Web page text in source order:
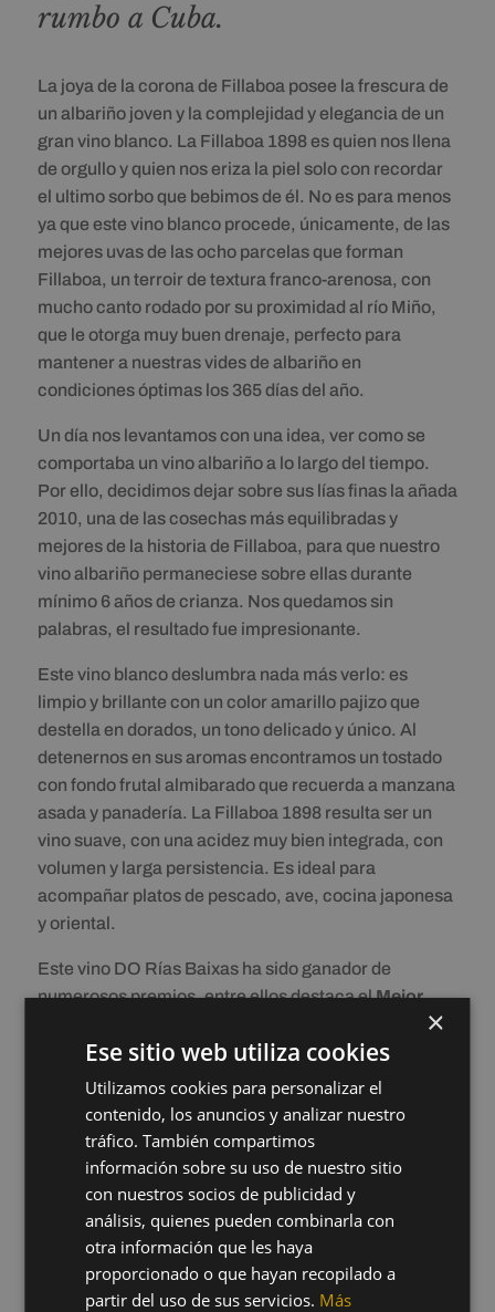
rumbo a Cuba.
La joya de la corona de Fillaboa posee la frescura de
un albariño joven y la complejidad y elegancia de un
gran vino blanco. La Fillaboa 1898 es quien nos llena
de orgullo y quien nos eriza la piel solo con recordar
el ultimo sorbo que bebimos de él. No es para menos
ya que este vino blanco procede, únicamente, de las
mejores uvas de las ocho parcelas que forman
Fillaboa, un terroir de textura franco-arenosa, con
mucho canto rodado por su proximidad al río Miño,
que le otorga muy buen drenaje, perfecto para
mantener a nuestras vides de albariño en
condiciones óptimas los 365 días del año.
Un día nos levantamos con una idea, ver como se
comportaba un vino albariño a lo largo del tiempo.
Por ello, decidimos dejar sobre sus lías finas la añada
2010, una de las cosechas más equilibradas y
mejores de la historia de Fillaboa, para que nuestro
vino albariño permaneciese sobre ellas durante
mínimo 6 años de crianza. Nos quedamos sin
palabras, el resultado fue impresionante.
Este vino blanco deslumbra nada más verlo: es
limpio y brillante con un color amarillo pajizo que
destella en dorados, un tono delicado y único. Al
detenernos en sus aromas encontramos un tostado
con fondo frutal almibarado que recuerda a manzana
asada y panadería. La Fillaboa 1898 resulta ser un
vino suave, con una acidez muy bien integrada, con
volumen y larga persistencia. Es ideal para
acompañar platos de pescado, ave, cocina japonesa
y oriental.
Este vino DO Rías Baixas ha sido ganador de
numerosos premios, entre ellos destaca elMejor
Premios Mejor Vino de España
de la AEPEV. La Fillaboa 1898 ha conseguido
altas puntuaciones en concursos como
Decanter
Best in Show y con 97 puntos, en la
Guía
Peñín 2020 , con 97 puntos, laGuía Gourmets
, con 96 puntos o en elSpecial Reportde
Baixas2022deTim Atkin, con una puntuación de
95 puntos.
DESCARGAR FICHA
×
Ese sitio web utiliza cookies
Utilizamos cookies para personalizar el
contenido, los anuncios y analizar nuestro
tráfico. También compartimos
información sobre su uso de nuestro sitio
con nuestros socios de publicidad y
análisis, quienes pueden combinarla con
otra información que les haya
proporcionado o que hayan recopilado a
partir del uso de sus servicios. Más